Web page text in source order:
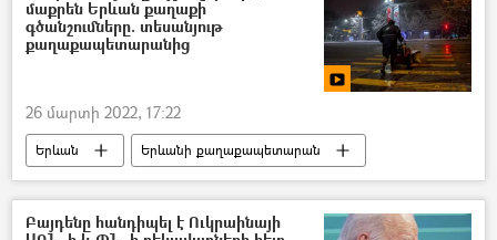
մաքրեն Երևան քաղաքի
գծանշումները. տեսանյութ
քաղաքապետարանից
26 մարտի 2022, 17:22
Երևան
Երևանի քաղաքապետարան
Տեսանյութեր
տեսանյութ
Բայդենը հանդիպել է Ուկրաինայի